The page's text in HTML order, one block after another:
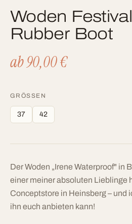
Woden
Rubber Boot
ab 90,00 €
GRÖSSEN
37 42
Der Woden „Irene Waterproof" in
einer meiner absoluten Lieblinge
Conceptstore in Heinsberg – und
ihn euch anbieten kann!